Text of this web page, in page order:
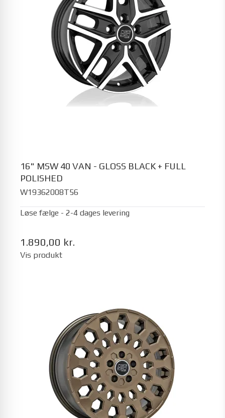
16" MSW 40 VAN - GLOSS BLACK + FULL
POLISHED
W19362008T56
Løse fælge - 2-4 dages levering
1.890,00 kr.
Vis produkt